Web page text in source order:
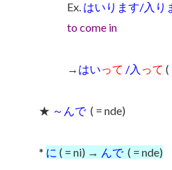
Ex. はいります/入り
to come in
→ はいって /入 って (
★ ～んで ( = nde)
* に ( = ni) → んで ( = nde)